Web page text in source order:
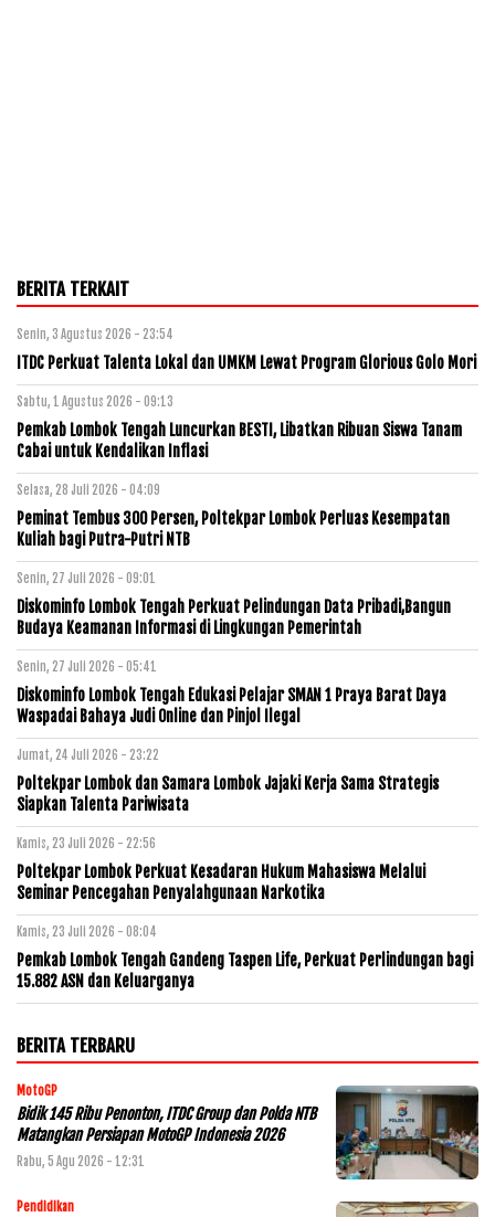
BERITA TERKAIT
Senin, 3 Agustus 2026 - 23:54
ITDC Perkuat Talenta Lokal dan UMKM Lewat Program Glorious Golo Mori
Sabtu, 1 Agustus 2026 - 09:13
Pemkab Lombok Tengah Luncurkan BESTI, Libatkan Ribuan Siswa Tanam
Cabai untuk Kendalikan Inflasi
Selasa, 28 Juli 2026 - 04:09
Peminat Tembus 300 Persen, Poltekpar Lombok Perluas Kesempatan
Kuliah bagi Putra-Putri NTB
Senin, 27 Juli 2026 - 09:01
Diskominfo Lombok Tengah Perkuat Pelindungan Data Pribadi,Bangun
Budaya Keamanan Informasi di Lingkungan Pemerintah
Senin, 27 Juli 2026 - 05:41
Diskominfo Lombok Tengah Edukasi Pelajar SMAN 1 Praya Barat Daya
Waspadai Bahaya Judi Online dan Pinjol Ilegal
Jumat, 24 Juli 2026 - 23:22
Poltekpar Lombok dan Samara Lombok Jajaki Kerja Sama Strategis
Siapkan Talenta Pariwisata
Kamis, 23 Juli 2026 - 22:56
Poltekpar Lombok Perkuat Kesadaran Hukum Mahasiswa Melalui
Seminar Pencegahan Penyalahgunaan Narkotika
Kamis, 23 Juli 2026 - 08:04
Pemkab Lombok Tengah Gandeng Taspen Life, Perkuat Perlindungan bagi
15.882 ASN dan Keluarganya
BERITA TERBARU
MotoGP
Bidik 145 Ribu Penonton, ITDC Group dan Polda NTB
Matangkan Persiapan MotoGP Indonesia 2026
Rabu, 5 Agu 2026 - 12:31
Pendidikan